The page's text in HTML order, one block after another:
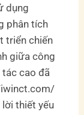
dụng
phân tích
triển chiến
giữa công
tác cao đã
iwinct.com/
thiết yếu